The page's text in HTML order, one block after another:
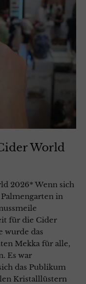
World
2026* Wenn sich
Palmengarten in
für die Cider
wurde das
Mekka für alle,
Es war
das Publikum
Kristalllüstern